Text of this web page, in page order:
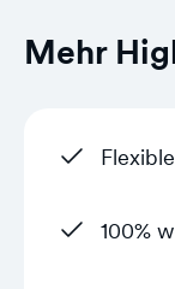
Mehr
100%